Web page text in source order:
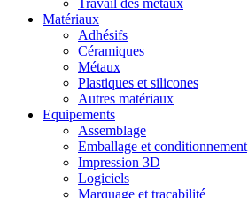
Matériaux
Adhésifs
Céramiques
Métaux
Plastiques et silicones
Autres matériaux
Equipements
Assemblage
Emballage et conditionnement
Impression 3D
Logiciels
Marquage et traçabilité